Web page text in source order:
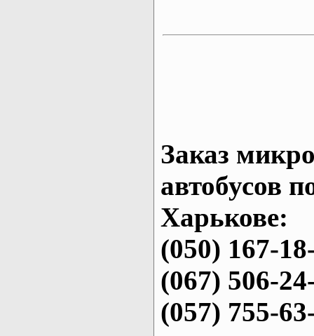
Заказ
автобусов
Харькове:
(050) 167-
(067) 506-
(057) 755-